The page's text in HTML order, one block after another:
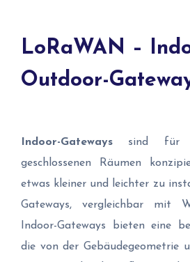
LoRaWAN –
Outdoor-
Indoor-Gateways sind für
geschlossenen Räumen
etwas kleiner und leichter zu
Gateways, vergleichbar mit
Indoor-Gateways bieten eine
die von der Gebäudegeometrie